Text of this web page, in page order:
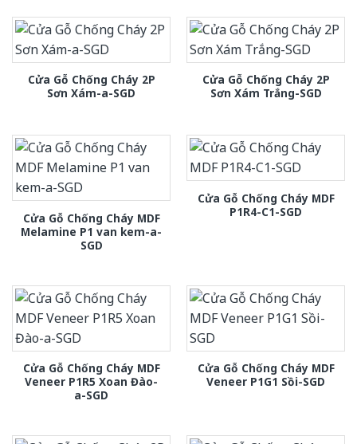
Cửa Gỗ Chống Cháy 2P
Sơn Xám-a-SGD
Cửa Gỗ Chống Cháy 2P
Sơn Xám Trắng-SGD
Cửa Gỗ Chống Cháy MDF
Melamine P1 van kem-a-
SGD
Cửa Gỗ Chống Cháy MDF
P1R4-C1-SGD
Cửa Gỗ Chống Cháy MDF
Veneer P1R5 Xoan Đào-
a-SGD
Cửa Gỗ Chống Cháy MDF
Veneer P1G1 Sồi-SGD